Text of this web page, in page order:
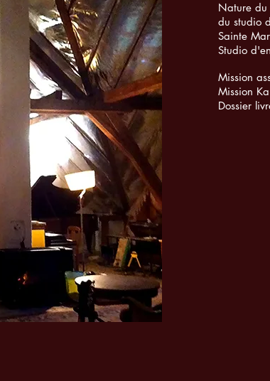
Nature du
du studio
Sainte
Studio
Mission
Mission
Dossier